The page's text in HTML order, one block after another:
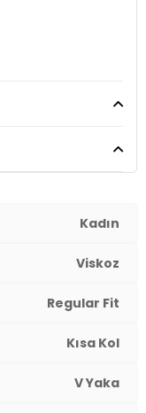
Kadın
Viskoz
Regular Fit
Kısa Kol
V Yaka